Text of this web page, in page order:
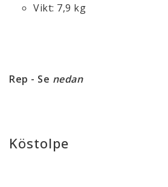
Vikt: 7,9 kg
Rep - Se nedan
Köstolpe